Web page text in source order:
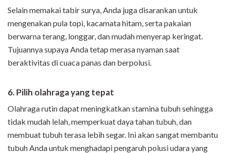
Selain memakai tabir surya, Anda juga disarankan untuk
mengenakan pula topi, kacamata hitam, serta pakaian
berwarna terang, longgar, dan mudah menyerap keringat.
Tujuannya supaya Anda tetap merasa nyaman saat
beraktivitas di cuaca panas dan berpolusi.
6. Pilih olahraga yang tepat
Olahraga rutin dapat meningkatkan stamina tubuh sehingga
tidak mudah lelah, memperkuat daya tahan tubuh, dan
membuat tubuh terasa lebih segar. Ini akan sangat membantu
tubuh Anda untuk menghadapi pengaruh polusi udara yang